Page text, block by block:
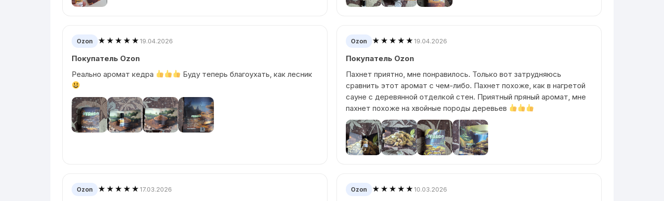
Ozon ★★★★★19.04.2026
Покупатель Ozon
Реально аромат кедра
Буду теперь благоухать, как лесник
Ozon ★★★★★19.04.2026
Покупатель Ozon
Пахнет приятно, мне понравилось. Только вот затрудняюсь
сравнить этот аромат с чем-либо. Пахнет похоже, как в нагретой
сауне с деревянной отделкой стен. Приятный пряный аромат, мне
пахнет похоже на хвойные породы деревьев
Ozon ★★★★★17.03.2026 Ozon ★★★★★10.03.2026